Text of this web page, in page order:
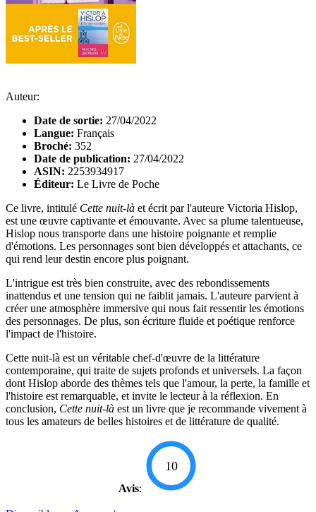
Auteur:
Date de sortie: 27/04/2022
Langue: Français
Broché: 352
Date de publication: 27/04/2022
ASIN: 2253934917
Éditeur: Le Livre de Poche
Ce livre, intitulé Cette nuit-là et écrit par l'auteure Victoria Hislop,
est une œuvre captivante et émouvante. Avec sa plume talentueuse,
Hislop nous transporte dans une histoire poignante et remplie
d'émotions. Les personnages sont bien développés et attachants, ce
qui rend leur destin encore plus poignant.
L'intrigue est très bien construite, avec des rebondissements
inattendus et une tension qui ne faiblit jamais. L'auteure parvient à
créer une atmosphère immersive qui nous fait ressentir les émotions
des personnages. De plus, son écriture fluide et poétique renforce
l'impact de l'histoire.
Cette nuit-là est un véritable chef-d'œuvre de la littérature
contemporaine, qui traite de sujets profonds et universels. La façon
dont Hislop aborde des thèmes tels que l'amour, la perte, la famille et
l'histoire est remarquable, et invite le lecteur à la réflexion. En
conclusion, Cette nuit-là est un livre que je recommande vivement à
tous les amateurs de belles histoires et de littérature de qualité.
Avis:
10